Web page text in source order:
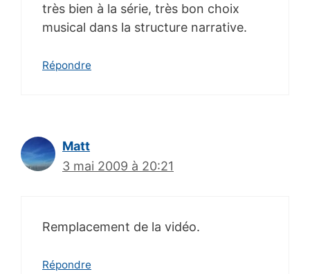
très bien à la série, très bon choix
musical dans la structure narrative.
Répondre
Matt
3 mai 2009 à 20:21
Remplacement de la vidéo.
Répondre